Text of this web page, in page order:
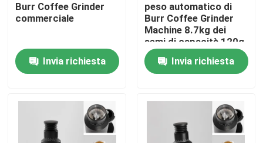
Casa
Mostra VR
Burr Coffee Grinder
commerciale
Invia richiesta
peso automatico di
Burr Coffee Grinder
Machine 8.7kg dei
semi di capacità 120g
Invia richiesta